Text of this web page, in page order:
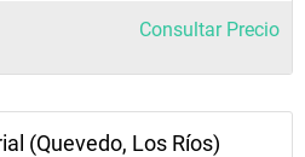
Consultar Precio
(Quevedo, Los Ríos)